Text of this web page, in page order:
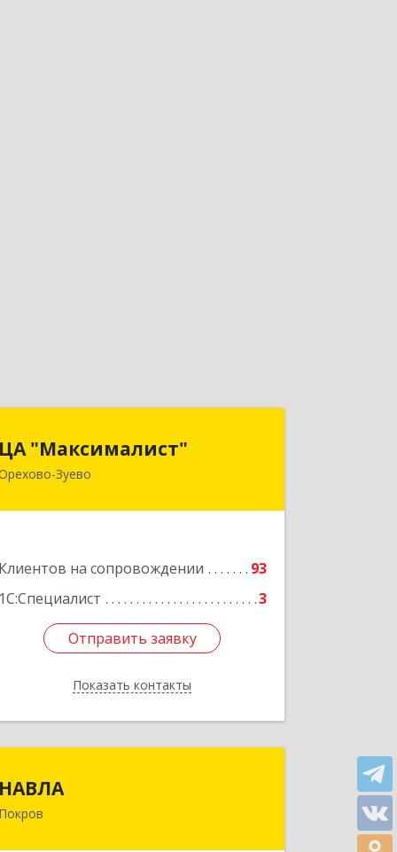
ЦА "Максималист"
Зуево
Клиентов на сопровождении
93
1С:Специалист
3
Отправить заявку
Показать контакты
142600, Московская обл, Орехово-
Отправить заявку
Назад
НАВЛА
Покров